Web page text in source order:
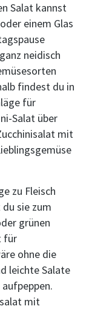
Salat kannst
einem Glas
neidisch
findest du in
für
Salat über
mit
zu Fleisch
sie zum
grünen
für
ohne die
leichte Salate
mit